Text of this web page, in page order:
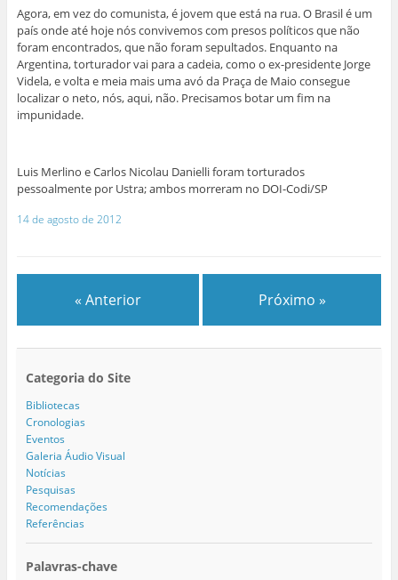
Agora, em vez do comunista, é jovem que está na rua. O Brasil é um
país onde até hoje nós convivemos com presos políticos que não
foram encontrados, que não foram sepultados. Enquanto na
Argentina, torturador vai para a cadeia, como o ex-presidente Jorge
Videla, e volta e meia mais uma avó da Praça de Maio consegue
localizar o neto, nós, aqui, não. Precisamos botar um fim na
impunidade.
Luis Merlino e Carlos Nicolau Danielli foram torturados
pessoalmente por Ustra; ambos morreram no DOI-Codi/SP
14 de agosto de 2012
« Anterior Próximo »
Categoria do Site
Bibliotecas
Cronologias
Eventos
Galeria Áudio Visual
Notícias
Pesquisas
Recomendações
Referências
Palavras-chave